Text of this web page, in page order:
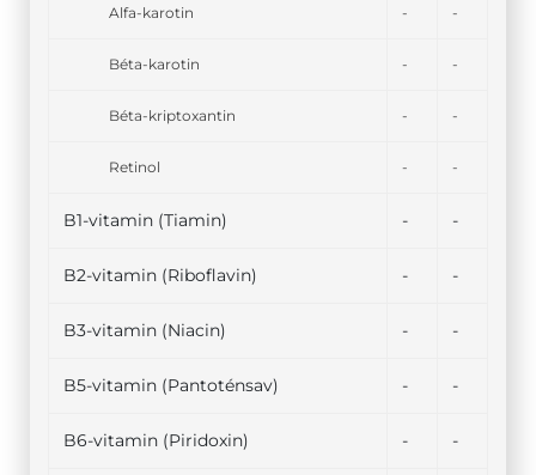
Alfa-karotin - -
Béta-karotin - -
Béta-kriptoxantin - -
Retinol - -
B1-vitamin (Tiamin) - -
B2-vitamin (Riboflavin) - -
B3-vitamin (Niacin) - -
B5-vitamin (Pantoténsav) - -
B6-vitamin (Piridoxin) - -